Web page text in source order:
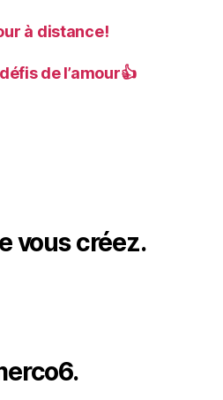
à distance!
de l’amour👍
vous créez.